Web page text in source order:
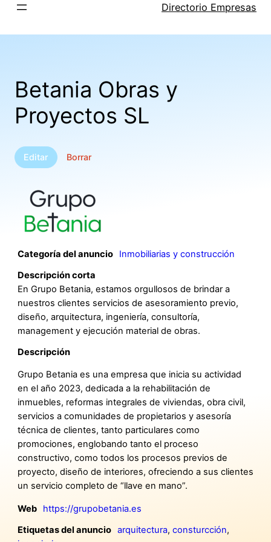
Saltar
Directorio Empresas
Betania Obras y
Proyectos SL
Editar Borrar
Categoría del anuncio
Inmobiliarias y construcción
Descripción corta
En Grupo Betania, estamos orgullosos de brindar a
nuestros clientes servicios de asesoramiento previo,
diseño, arquitectura, ingeniería, consultoría,
management y ejecución material de obras.
Descripción
Grupo Betania es una empresa que inicia su actividad
en el año 2023, dedicada a la rehabilitación de
inmuebles, reformas integrales de viviendas, obra civil,
servicios a comunidades de propietarios y asesoría
técnica de clientes, tanto particulares como
promociones, englobando tanto el proceso
constructivo, como todos los procesos previos de
proyecto, diseño de interiores, ofreciendo a sus clientes
un servicio completo de “llave en mano”.
Web
https://grupobetania.es
Etiquetas del anuncio arquitectura, consturcción,